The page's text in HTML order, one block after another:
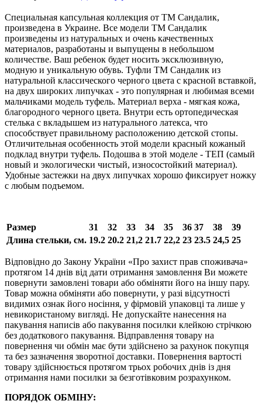
Специальная капсульная коллекция от ТМ Сандалик,
произведена в Украине. Все модели ТМ Сандалик
произведены из натуральных и очень качественных
материалов, разработаны и выпущены в небольшом
количестве. Ваш ребенок будет носить эксклюзивную,
модную и уникальную обувь. Туфли ТМ Сандалик из
натуральной классического черного цвета с красной вставкой,
на двух широких липучках - это популярная и любимая всеми
мальчиками модель туфель. Материал верха - мягкая кожа,
благородного черного цвета. Внутри есть ортопедическая
стелька с вкладышем из натурального латекса, что
способствует правильному расположению детской стопы.
Отличительная особенность этой модели красный кожаный
подклад внутри туфель. Подошва в этой моделе - ТЕП (самый
новый и экологически чистый, износостойкий материал).
Удобные застежки на двух липучках хорошо фиксирует ножку
с любым подъемом.
Размер 31 32 33 34 35 36 37 38
39
Длина стельки, см. 19.2 20.2 21,2 21.7 22,2 23 23.5 24,5 25
Відповідно до Закону України «Про захист прав споживача»
протягом 14 днів від дати отримання замовлення Ви можете
повернути замовлені товари або обміняти його на іншу пару.
Товар можна обміняти або повернути, у разі відсутності
видимих ​​ознак його носіння, у фірмовій упаковці та лише у
невикористаному вигляді. Не допускайте нанесення на
пакування написів або пакування посилки клейкою стрічкою
без додаткового пакування. Відправлення товару на
повернення чи обмін має бути здійснено за рахунок покупця
та без зазначення зворотної доставки. Повернення вартості
товару здійснюється протягом трьох робочих днів із дня
отримання нами посилки за безготівковим розрахунком.
ПОРЯДОК ОБМІНУ: